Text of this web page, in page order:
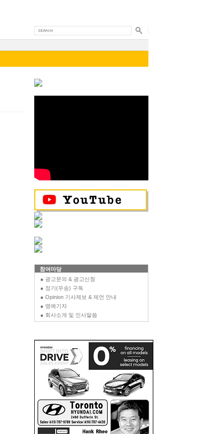
참여마당
● 광고문의 & 광고신청
● 정기(우송) 구독
● Opinion 기사제보 & 제언 안내
● 명예기자
● 회사소개 및 인사말씀